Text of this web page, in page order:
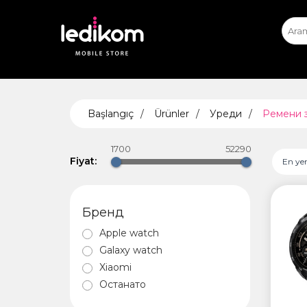
Başlangıç Ürünler Уреди Ремени
Fiyat:
1700 52290
En
Бренд
Apple watch
Galaxy watch
Xiaomi
Останато
• iPad
• Xiaomi